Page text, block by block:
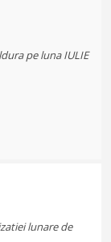
pe luna IULIE
lunare de